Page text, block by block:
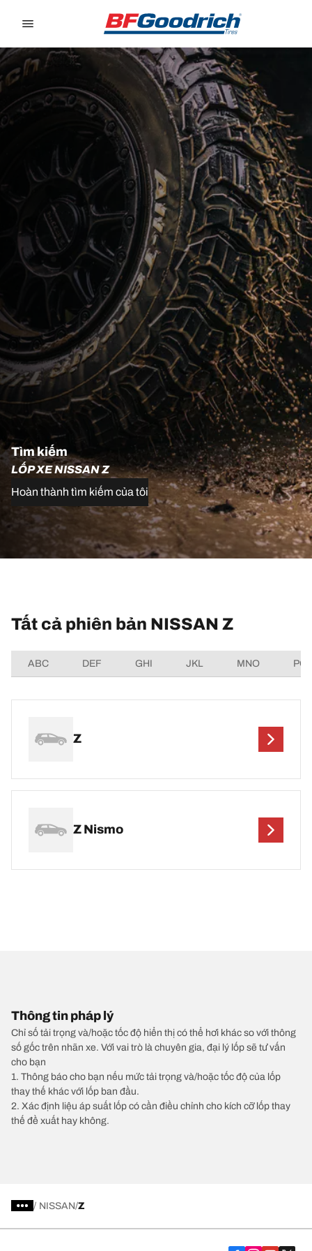
Tìm kiếm
LỐP XE NISSAN Z
Hoàn thành tìm kiếm của tôi
Tất cả phiên bản NISSAN Z
ABC DEF GHI JKL MNO
Z
Z Nismo
Thông tin pháp lý
Chỉ số tải trọng và/hoặc tốc độ hiển thị có thể hơi khác so với thông
số gốc trên nhãn xe. Với vai trò là chuyên gia, đại lý lốp sẽ tư vấn
cho bạn
1. Thông báo cho bạn nếu mức tải trọng và/hoặc tốc độ của lốp
thay thế khác với lốp ban đầu.
2. Xác định liệu áp suất lốp có cần điều chỉnh cho kích cỡ lốp thay
thế đề xuất hay không.
/ NISSAN Z